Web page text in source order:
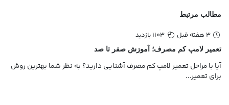
مطالب مرتبط
تعمیر لامپ کم مصرف؛ آموزش صفر تا صد
آیا با مراحل تعمیر لامپ کم مصرف آشنایی دارید؟ به نظر شما بهترین روش
برای تعمیر...